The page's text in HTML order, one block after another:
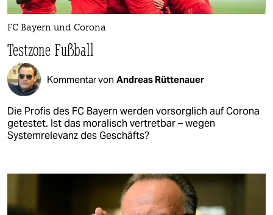
FC Bayern und Corona
Testzone Fußball
Kommentar von Andreas Rüttenauer
Die Profis des FC Bayern werden vorsorglich auf Corona
getestet. Ist das moralisch vertretbar – wegen
Systemrelevanz des Geschäfts?